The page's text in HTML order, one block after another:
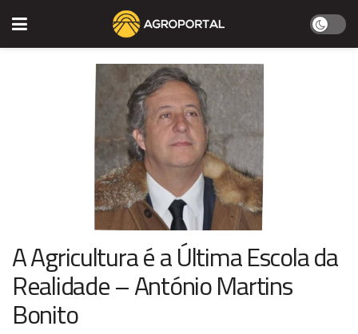
A Agricultura é a Última Escola da
Realidade – António Martins
Bonito